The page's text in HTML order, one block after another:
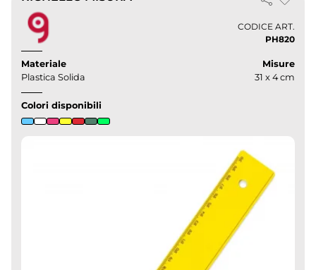
CODICE ART.
PH820
Materiale
Plastica Solida
Misure
31 x 4 cm
Colori disponibili